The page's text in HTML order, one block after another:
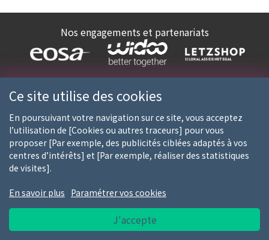
Nos engagements et partenariats
LESCHTEN ONOFHÄNGEGEN
LËTZEBUERGER GROSSIST
Ce site utilise des cookies
En poursuivant votre navigation sur ce site, vous acceptez
l’utilisation de [Cookies ou autres traceurs] pour vous
proposer [Par exemple, des publicités ciblées adaptés à vos
centres d’intérêts] et [Par exemple, réaliser des statistiques
de visites].
En savoir plus Paramétrer vos cookies
J'accepte